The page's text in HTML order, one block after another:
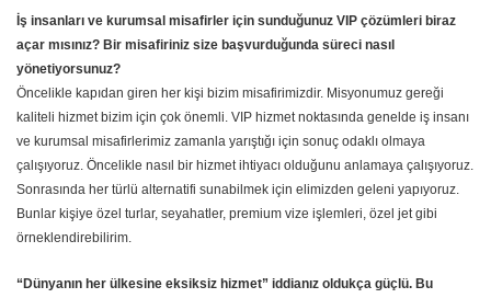
İş insanları ve kurumsal misafirler için sunduğunuz VIP çözümleri biraz
açar mısınız? Bir misafiriniz size başvurduğunda süreci nasıl
yönetiyorsunuz?
Öncelikle kapıdan giren her kişi bizim misafirimizdir. Misyonumuz gereği
kaliteli hizmet bizim için çok önemli. VIP hizmet noktasında genelde iş insanı
ve kurumsal misafirlerimiz zamanla yarıştığı için sonuç odaklı olmaya
çalışıyoruz. Öncelikle nasıl bir hizmet ihtiyacı olduğunu anlamaya çalışıyoruz.
Sonrasında her türlü alternatifi sunabilmek için elimizden geleni yapıyoruz.
Bunlar kişiye özel turlar, seyahatler, premium vize işlemleri, özel jet gibi
örneklendirebilirim.
“Dünyanın her ülkesine eksiksiz hizmet” iddianız oldukça güçlü. Bu